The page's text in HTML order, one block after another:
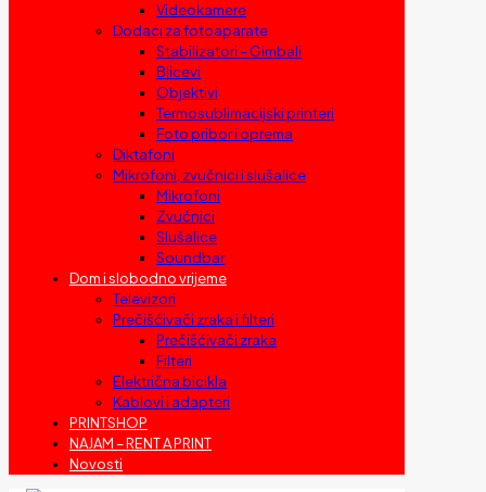
Videokamere
Dodaci za fotoaparate
Stabilizatori – Gimbali
Blicevi
Objektivi
Termosublimacijski printeri
Foto pribor i oprema
Diktafoni
Mikrofoni, zvučnici i slušalice
Mikrofoni
Zvučnici
Slušalice
Soundbar
Dom i slobodno vrijeme
Televizori
Prečišćivači zraka i filteri
Prečišćivači zraka
Filteri
Električna bicikla
Kablovi i adapteri
PRINTSHOP
NAJAM – RENT A PRINT
Novosti